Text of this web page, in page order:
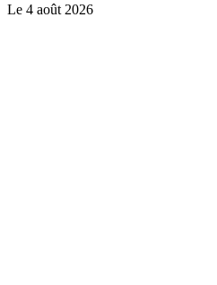
Le 4 août 2026